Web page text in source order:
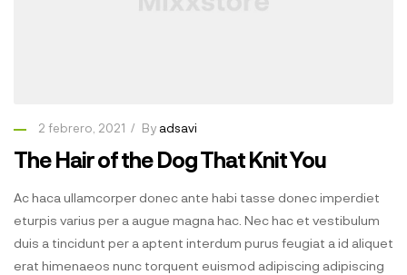
2 febrero, 2021 By adsavi
The Hair of the Dog That Knit You
Ac haca ullamcorper donec ante habi tasse donec imperdiet
eturpis varius per a augue magna hac. Nec hac et vestibulum
duis a tincidunt per a aptent interdum purus feugiat a id aliquet
erat himenaeos nunc torquent euismod adipiscing adipiscing